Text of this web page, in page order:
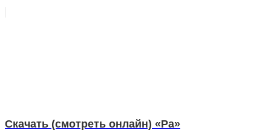
Скачать (смотреть онлайн) «Ра»